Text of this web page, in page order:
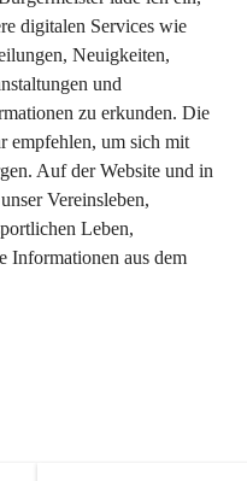
digitalen Services wie
Neuigkeiten,
und
zu erkunden. Die
empfehlen, um sich mit
Auf der Website und in
Vereinsleben,
Leben,
Informationen aus dem